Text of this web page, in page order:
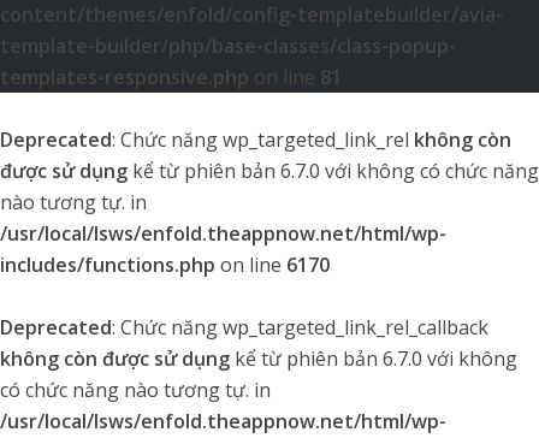
content/themes/enfold/config-templatebuilder/avia-
template-builder/php/base-classes/class-popup-
templates-responsive.php on line 81
Deprecated: Chức năng wp_targeted_link_rel không còn
được sử dụng kể từ phiên bản 6.7.0 với không có chức năng
nào tương tự. in
/usr/local/lsws/enfold.theappnow.net/html/wp-
includes/functions.php on line 6170
Deprecated: Chức năng wp_targeted_link_rel_callback
không còn được sử dụng kể từ phiên bản 6.7.0 với không
có chức năng nào tương tự. in
/usr/local/lsws/enfold.theappnow.net/html/wp-